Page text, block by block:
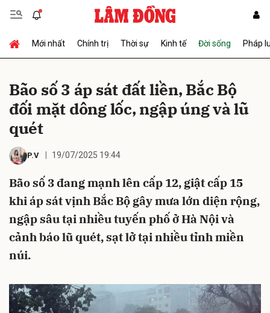
Mới nhất Chính trị Thời sự Kinh tế Đời sống Pháp
Bão số 3 áp sát đất liền, Bắc Bộ
đối mặt dông lốc, ngập úng và lũ
quét
P.V 19/07/2025 19:44
Bão số 3 đang mạnh lên cấp 12, giật cấp 15
khi áp sát vịnh Bắc Bộ gây mưa lớn diện rộng,
ngập sâu tại nhiều tuyến phố ở Hà Nội và
cảnh báo lũ quét, sạt lở tại nhiều tỉnh miền
núi.
Gửi bình luận
Hủy Gửi